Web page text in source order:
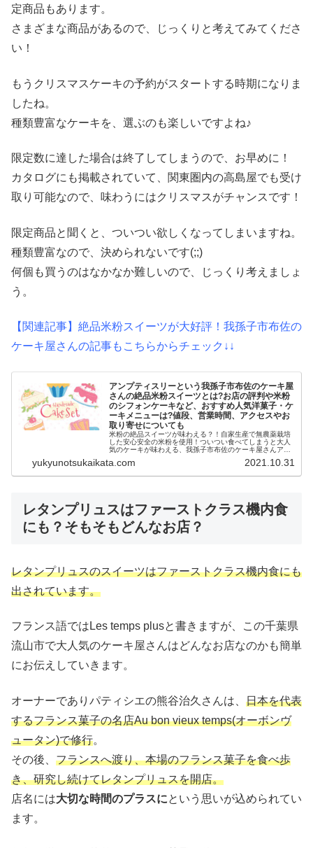
定商品もあります。
さまざまな商品があるので、じっくりと考えてみてくださ
い！
もうクリスマスケーキの予約がスタートする時期になりま
したね。
種類豊富なケーキを、選ぶのも楽しいですよね♪
限定数に達した場合は終了してしまうので、お早めに！
カタログにも掲載されていて、関東圏内の高島屋でも受け
取り可能なので、味わうにはクリスマスがチャンスです！
限定商品と聞くと、ついつい欲しくなってしまいますね。
種類豊富なので、決められないです(;;)
何個も買うのはなかなか難しいので、じっくり考えましょ
う。
【関連記事】絶品米粉スイーツが大好評！我孫子市布佐の
ケーキ屋さんの記事もこちらからチェック↓↓
アンプティスリーという我孫子市布佐のケーキ屋
さんの絶品米粉スイーツとは?お店の評判や米粉
のシフォンケーキなど、おすすめ人気洋菓子・ケ
ーキメニューは?値段、営業時間、アクセスやお
取り寄せについても
米粉の絶品スイーツが味わえる？！自家生産で無農薬栽培
した安心安全の米粉を使用！ついつい食べてしまうと大人
気のケーキが味わえる、我孫子市布佐のケーキ屋さんアン
いる、絶品米粉スイーツとは一体ど...
yukyunotsukaikata.com 2021.10.31
レタンプリュスはファーストクラス機内食
にも？そもそもどんなお店？
レタンプリュスのスイーツはファーストクラス機内食にも
出されています。
フランス語ではLes temps plusと書きますが、この千葉県
流山市で大人気のケーキ屋さんはどんなお店なのかも簡単
にお伝えしていきます。
オーナーでありパティシエの熊谷治久さんは、 日本を代表
するフランス菓子の名店Au bon vieux temps(オーボンヴ
ュータン)で修行。
その後、 フランスへ渡り、本場のフランス菓子を食べ歩
き、研究し続けてレタンプリュスを開店。
店名には大切な時間のプラスにという思いが込められてい
ます。